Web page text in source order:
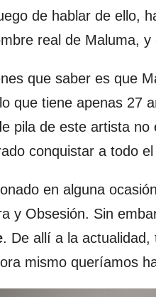
de hablar de ello,
real de Maluma,
que saber es que
que tiene apenas 27
pila de este artista no
conquistar a todo
en alguna
y Obsesión. Sin
. De allí a la
mismo queríamos